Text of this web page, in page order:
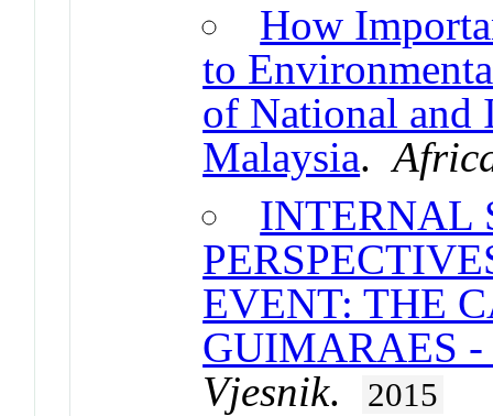
How
to
of National and
Malaysia.
INTERNAL
EVENT: THE
GUIMARAES
Vjesnik. 2015